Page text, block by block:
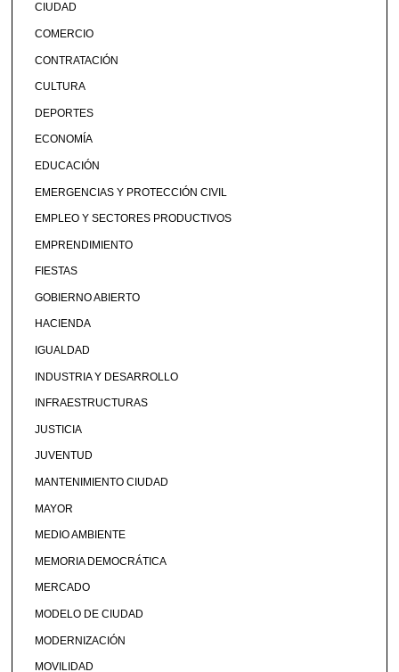
CIUDAD
COMERCIO
CONTRATACIÓN
CULTURA
DEPORTES
ECONOMÍA
EDUCACIÓN
EMERGENCIAS Y PROTECCIÓN CIVIL
EMPLEO Y SECTORES PRODUCTIVOS
EMPRENDIMIENTO
FIESTAS
GOBIERNO ABIERTO
HACIENDA
IGUALDAD
INDUSTRIA Y DESARROLLO
INFRAESTRUCTURAS
JUSTICIA
JUVENTUD
MANTENIMIENTO CIUDAD
MAYOR
MEDIO AMBIENTE
MEMORIA DEMOCRÁTICA
MERCADO
MODELO DE CIUDAD
MODERNIZACIÓN
MOVILIDAD